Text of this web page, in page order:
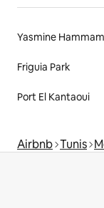
Yasmine
Friguia Park
Port El Kantaoui
Airbnb Tunis